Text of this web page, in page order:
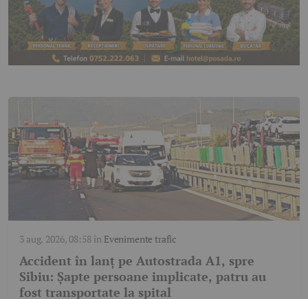
3 aug. 2026, 08:58în Evenimente trafic
Accident în lanț pe Autostrada A1, spre
Sibiu: Șapte persoane implicate, patru au
fost transportate la spital